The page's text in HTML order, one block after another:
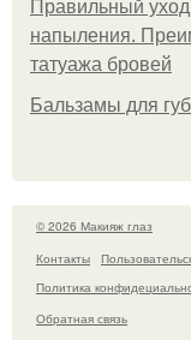
Правильный
напыления.
татуажа бровей
Бальзамы для
© 2026 Макияж глаз
Контакты
Политика
Обратная связь